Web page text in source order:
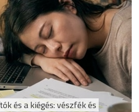
és a kiégés: vészfék és